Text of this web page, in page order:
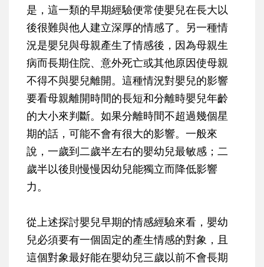
是，這一類的早期經驗便常使嬰兒在長大以
後很難與他人建立深厚的情感了。另一種情
況是嬰兒與母親產生了情感後，因為母親生
病而長期住院、意外死亡或其他原因使母親
不得不與嬰兒離開。這種情況對嬰兒的影響
要看母親離開時間的長短和分離時嬰兒年齡
的大小來判斷。如果分離時間不超過幾個星
期的話，可能不會有很大的影響。一般來
說，一歲到二歲半左右的嬰幼兒最敏感；二
歲半以後則慢慢因幼兒能獨立而降低影響
力。
從上述探討嬰兒早期的情感經驗來看，嬰幼
兒必須要有一個固定的產生情感的對象，且
這個對象最好能在嬰幼兒三歲以前不會長期